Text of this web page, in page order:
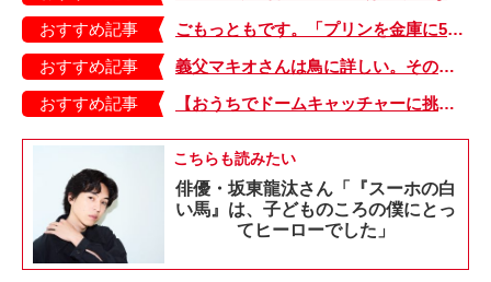
おすすめ記事
ごもっともです。「プリンを金庫に5個入れました」と書いた娘に先生は？【よっといで3姉妹・13】
おすすめ記事
義父マキオさんは鳥に詳しい。その理由に思わず「ファーッ」【しぶしぶ同居したら義父が最高だった件・20】
おすすめ記事
【おうちでドームキャッチャーに挑戦だ】アンパンマン わくわくドームキャッチャー
こちらも読みたい
俳優・坂東龍汰さん「『スーホの白
い馬』は、子どものころの僕にとっ
てヒーローでした」